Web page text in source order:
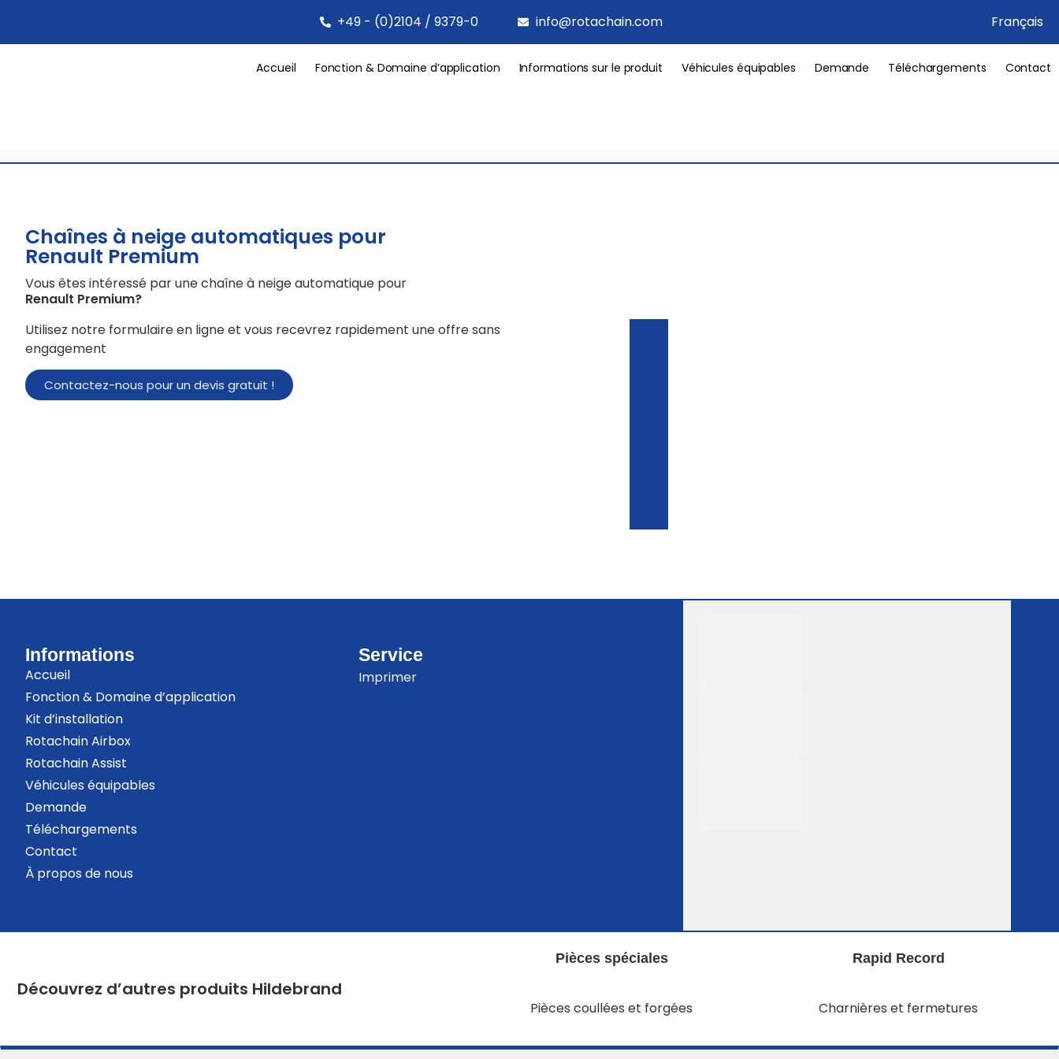
Français
+49 - (0)2104 / 9379-0 info@rotachain.com
Accueil Fonction & Domaine d’application Informations sur le produit Véhicules équipables Demande Téléchargements Contact
Chaînes à neige automatiques pour
Renault Premium
Vous êtes intéressé par une chaîne à neige automatique pour
Renault Premium?
Utilisez notre formulaire en ligne et vous recevrez rapidement une offre sans
engagement
Contactez-nous pour un devis gratuit !
Informations
Accueil
Fonction & Domaine d’application
Kit d’installation
Rotachain Airbox
Rotachain Assist
Véhicules équipables
Demande
Téléchargements
Contact
À propos de nous
Service
Imprimer
Découvrez d’autres produits Hildebrand
Pièces spéciales
Pièces coullées et forgées
Rapid Record
Charnières et fermetures